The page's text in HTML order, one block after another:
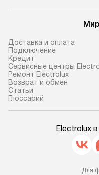
Доставка и оплата
Подключение
Кредит
Сервисные центры
Ремонт Electrolux
Возврат и обмен
Cтатьи
Глоссарий
Electrolux
Для